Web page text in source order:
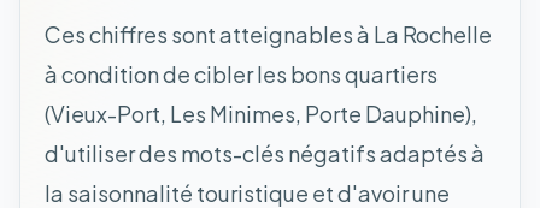
Ces chiffres sont atteignables à La Rochelle
à condition de cibler les bons quartiers
(Vieux-Port, Les Minimes, Porte Dauphine),
d'utiliser des mots-clés négatifs adaptés à
la saisonnalité touristique et d'avoir une